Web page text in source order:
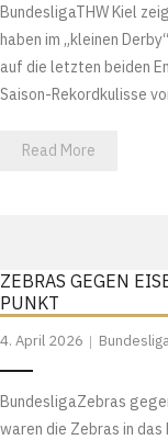
BundesligaTHW Kiel
haben im „kleinen
auf die letzten beiden
Saison-Rekordkulisse
Read More
ZEBRAS GEGEN
UNKT
4. April 2026
BundesligaZebras
waren die Zebras in